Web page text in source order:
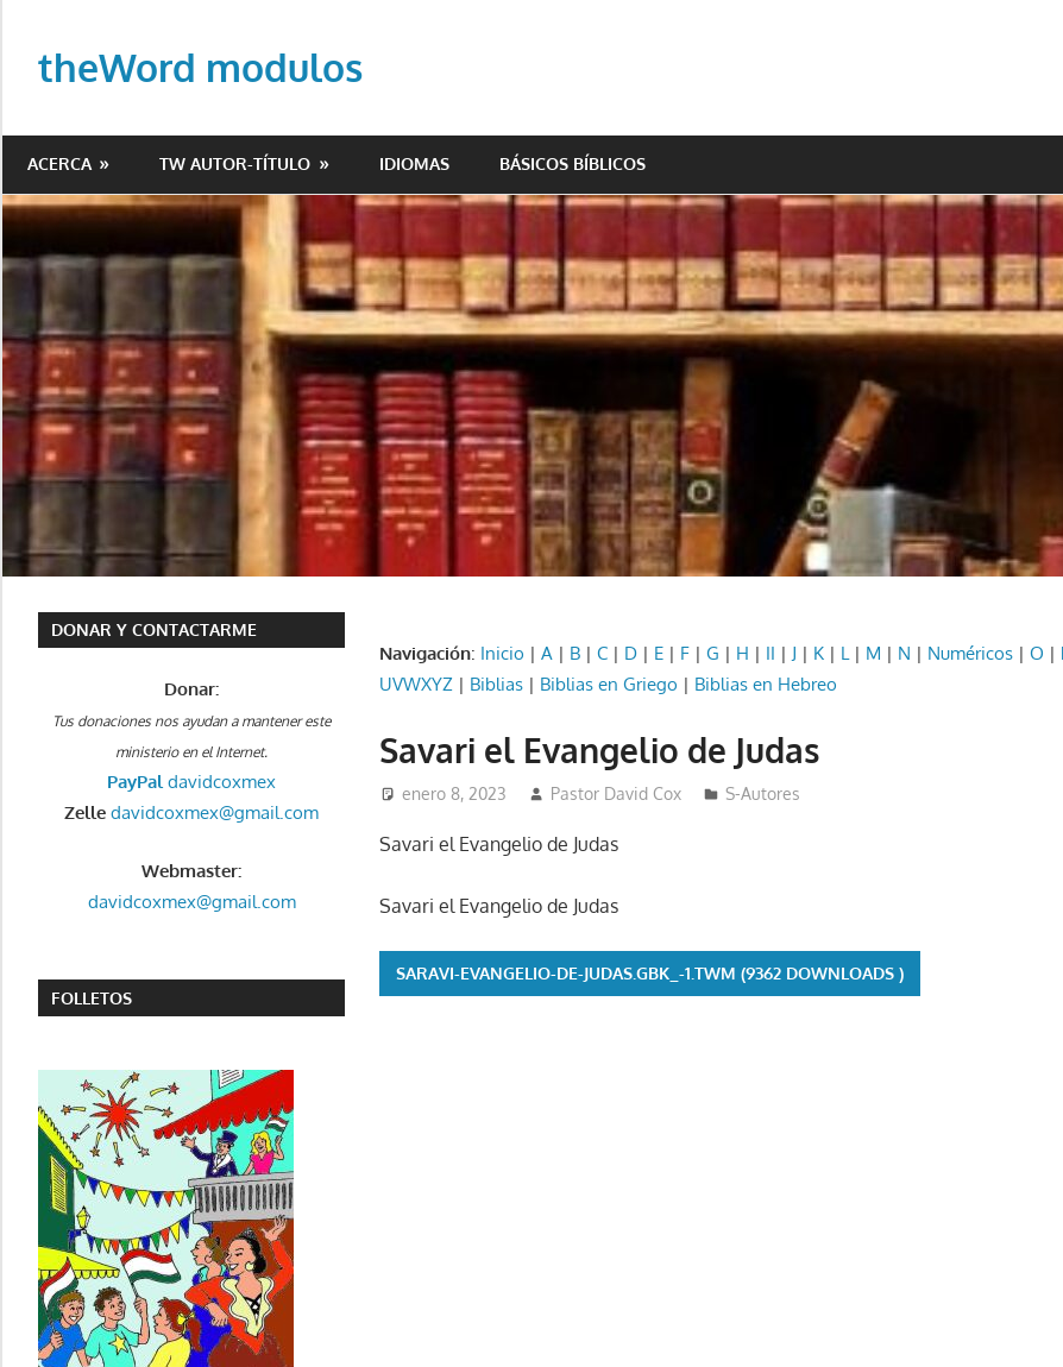
contenido
theWord modulos
modulos
para
ACERCA TW AUTOR-TÍTULO IDIOMAS BÁSICOS BÍBLICOS
Navigación: Inicio |A | B |C | D | E | F |G | H | II | J | K | L| M | N | Numéricos |O |
UVWXYZ | Biblias | Biblias en Griego | Biblias en Hebreo
Savari el Evangelio de Judas
enero 8, 2023 Pastor David Cox S-Autores
Savari el Evangelio de Judas
Savari el Evangelio de Judas
SARAVI-EVANGELIO-DE-JUDAS.GBK_-1.TWM (9362 DOWNLOADS )
DONAR Y CONTACTARME
Donar:
Tus donaciones nos ayudan a mantener este
ministerio en el Internet.
PayPaldavidcoxmex
Zelle davidcoxmex@gmail.com
Webmaster:
davidcoxmex@gmail.com
FOLLETOS